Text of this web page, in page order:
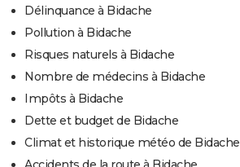
Délinquance à Bidache
Pollution à Bidache
Risques naturels à Bidache
Nombre de médecins à Bidache
Impôts à Bidache
Dette et budget de Bidache
Climat et historique météo de Bidache